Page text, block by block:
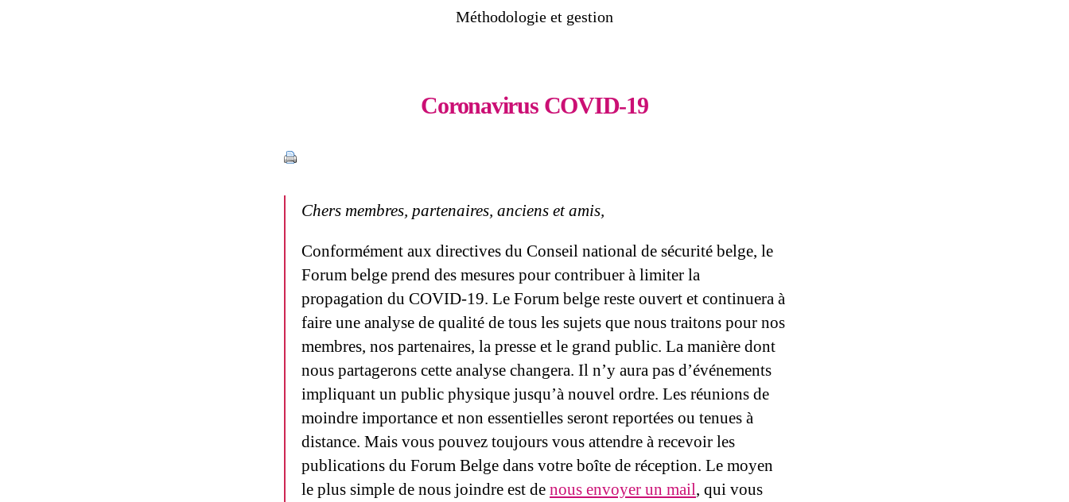
Méthodologie et gestion
Coronavirus COVID-19
Chers membres, partenaires, anciens et amis,
Conformément aux directives du Conseil national de sécurité belge, le
Forum belge prend des mesures pour contribuer à limiter la
propagation du COVID-19. Le Forum belge reste ouvert et continuera à
faire une analyse de qualité de tous les sujets que nous traitons pour nos
membres, nos partenaires, la presse et le grand public. La manière dont
nous partagerons cette analyse changera. Il n’y aura pas d’événements
impliquant un public physique jusqu’à nouvel ordre. Les réunions de
moindre importance et non essentielles seront reportées ou tenues à
distance. Mais vous pouvez toujours vous attendre à recevoir les
publications du Forum Belge dans votre boîte de réception. Le moyen
le plus simple de nous joindre est denous envoyer un mail, qui vous